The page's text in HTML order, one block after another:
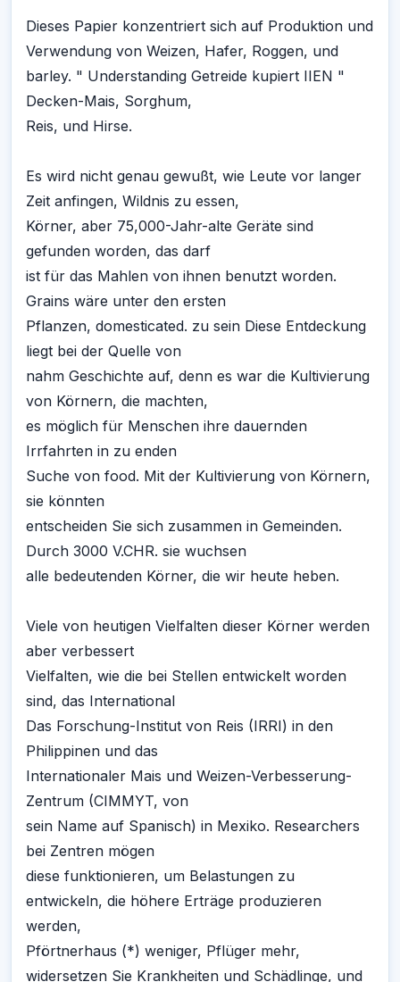
Dieses Papier konzentriert sich auf Produktion und
Verwendung von Weizen, Hafer, Roggen, und
barley. " Understanding Getreide kupiert IIEN "
Decken-Mais, Sorghum,
Reis, und Hirse.
Es wird nicht genau gewußt, wie Leute vor langer
Zeit anfingen, Wildnis zu essen,
Körner, aber 75,000-Jahr-alte Geräte sind
gefunden worden, das darf
ist für das Mahlen von ihnen benutzt worden.
Grains wäre unter den ersten
Pflanzen, domesticated. zu sein Diese Entdeckung
liegt bei der Quelle von
nahm Geschichte auf, denn es war die Kultivierung
von Körnern, die machten,
es möglich für Menschen ihre dauernden
Irrfahrten in zu enden
Suche von food. Mit der Kultivierung von Körnern,
sie könnten
entscheiden Sie sich zusammen in Gemeinden.
Durch 3000 V.CHR. sie wuchsen
alle bedeutenden Körner, die wir heute heben.
Viele von heutigen Vielfalten dieser Körner werden
aber verbessert
Vielfalten, wie die bei Stellen entwickelt worden
sind, das International
Das Forschung-Institut von Reis (IRRI) in den
Philippinen und das
Internationaler Mais und Weizen-Verbesserung-
Zentrum (CIMMYT, von
sein Name auf Spanisch) in Mexiko. Researchers
bei Zentren mögen
diese funktionieren, um Belastungen zu
entwickeln, die höhere Erträge produzieren
werden,
Pförtnerhaus (*) weniger, Pflüger mehr,
widersetzen Sie Krankheiten und Schädlinge, und